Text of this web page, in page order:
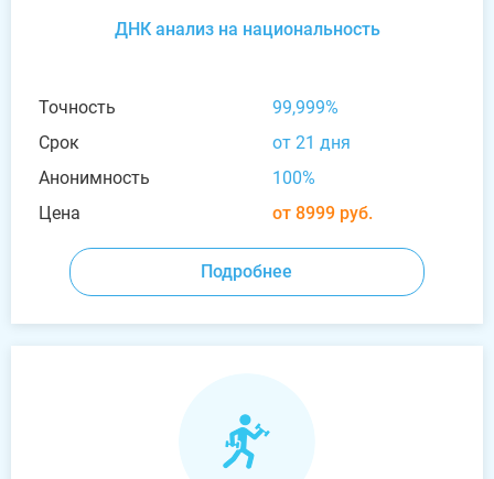
ДНК анализ на национальность
Точность
99,999%
Срок
от 21 дня
Анонимность
100%
Цена
от 8999 руб.
Подробнее